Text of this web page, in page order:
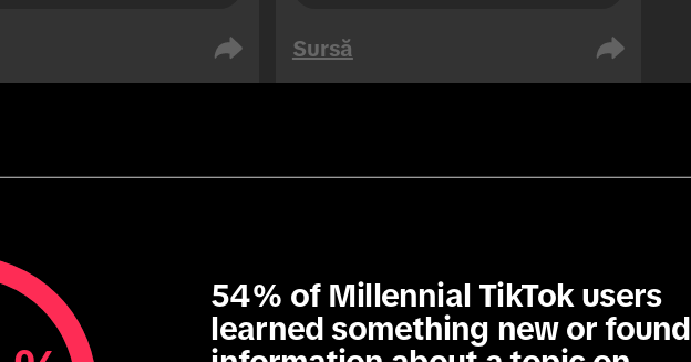
Sursă
Public
%
%
54% of Millennial TikTok users
learned something new or found